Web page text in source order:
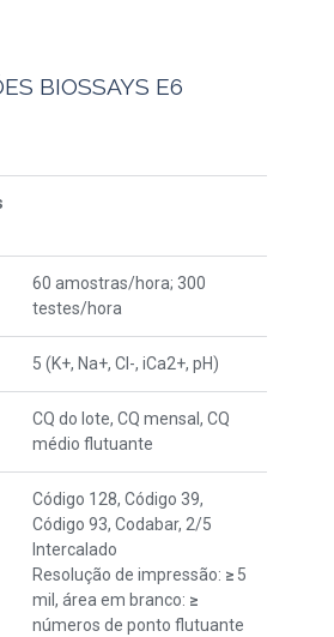
BIOSSAYS E6
60 amostras/hora; 300
testes/hora
5 (K+, Na+, Cl-, iCa2+, pH)
CQ do lote, CQ mensal, CQ
médio flutuante
Código 128, Código 39,
Código 93, Codabar, 2/5
Intercalado
Resolução de impressão: ≥ 5
mil, área em branco: ≥
números de ponto flutuante